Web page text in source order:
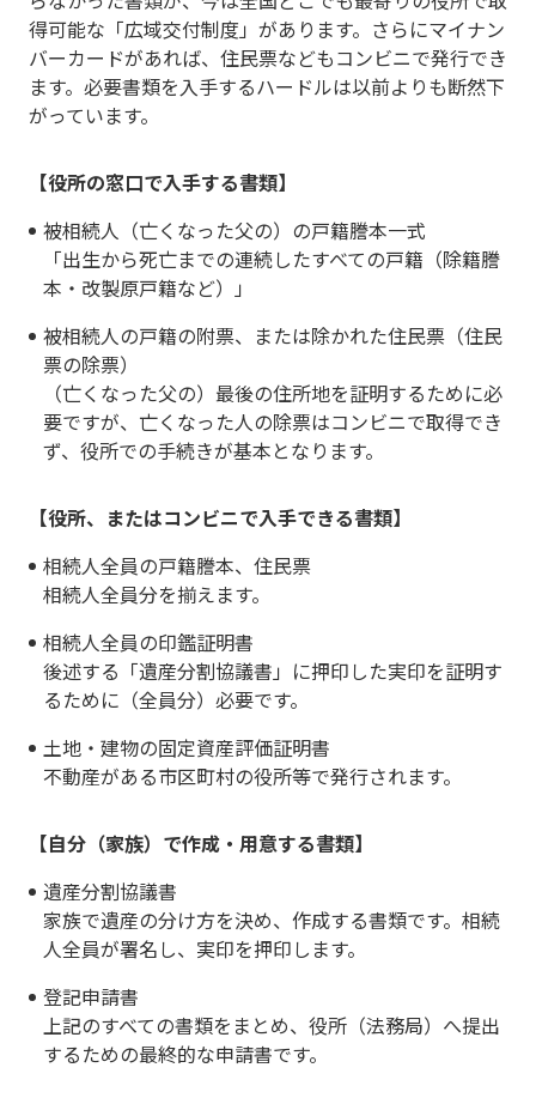
得可能な「広域交付制度」があります。さらにマイナン
バーカードがあれば、住民票などもコンビニで発行でき
ます。必要書類を入手するハードルは以前よりも断然下
がっています。
【役所の窓口で入手する書類】
被相続人（亡くなった父の）の戸籍謄本一式
「出生から死亡までの連続したすべての戸籍（除籍謄
本・改製原戸籍など）」
被相続人の戸籍の附票、または除かれた住民票（住民
票の除票）
（亡くなった父の）最後の住所地を証明するために必
要ですが、亡くなった人の除票はコンビニで取得でき
ず、役所での手続きが基本となります。
【役所、またはコンビニで入手できる書類】
相続人全員の戸籍謄本、住民票
相続人全員分を揃えます。
相続人全員の印鑑証明書
後述する「遺産分割協議書」に押印した実印を証明す
るために（全員分）必要です。
土地・建物の固定資産評価証明書
不動産がある市区町村の役所等で発行されます。
【自分（家族）で作成・用意する書類】
遺産分割協議書
家族で遺産の分け方を決め、作成する書類です。相続
人全員が署名し、実印を押印します。
登記申請書
上記のすべての書類をまとめ、役所（法務局）へ提出
するための最終的な申請書です。